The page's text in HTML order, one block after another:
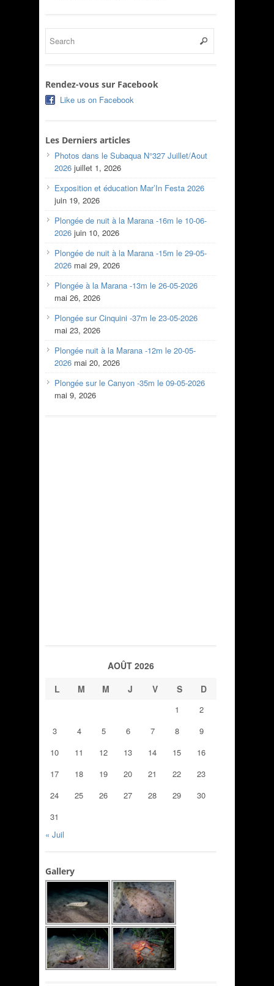
Rendez-vous sur Facebook
Like us on Facebook
Les Derniers articles
Photos dans le Subaqua N°327 Juillet/Aout
2026 juillet 1, 2026
Exposition et éducation Mar’In Festa 2026
juin 19, 2026
Plongée de nuit à la Marana -16m le 10-06-
2026 juin 10, 2026
Plongée de nuit à la Marana -15m le 29-05-
2026 mai 29, 2026
Plongée à la Marana -13m le 26-05-2026
mai 26, 2026
Plongée sur Cinquini -37m le 23-05-2026
mai 23, 2026
Plongée nuit à la Marana -12m le 20-05-
2026 mai 20, 2026
Plongée sur le Canyon -35m le 09-05-2026
mai 9, 2026
AOÛT 2026
L
M M J V S D
1
2
3
4 5 6 7 8
9
10
11 12 13 14 15
16
17
18 19 20 21 22
23
24
25 26 27 28 29
30
31
« Juil
Gallery